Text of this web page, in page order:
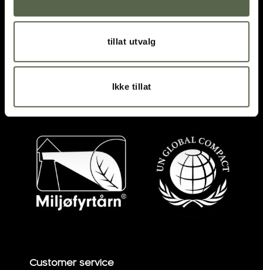
tillat utvalg
Ikke tillat
Customer service